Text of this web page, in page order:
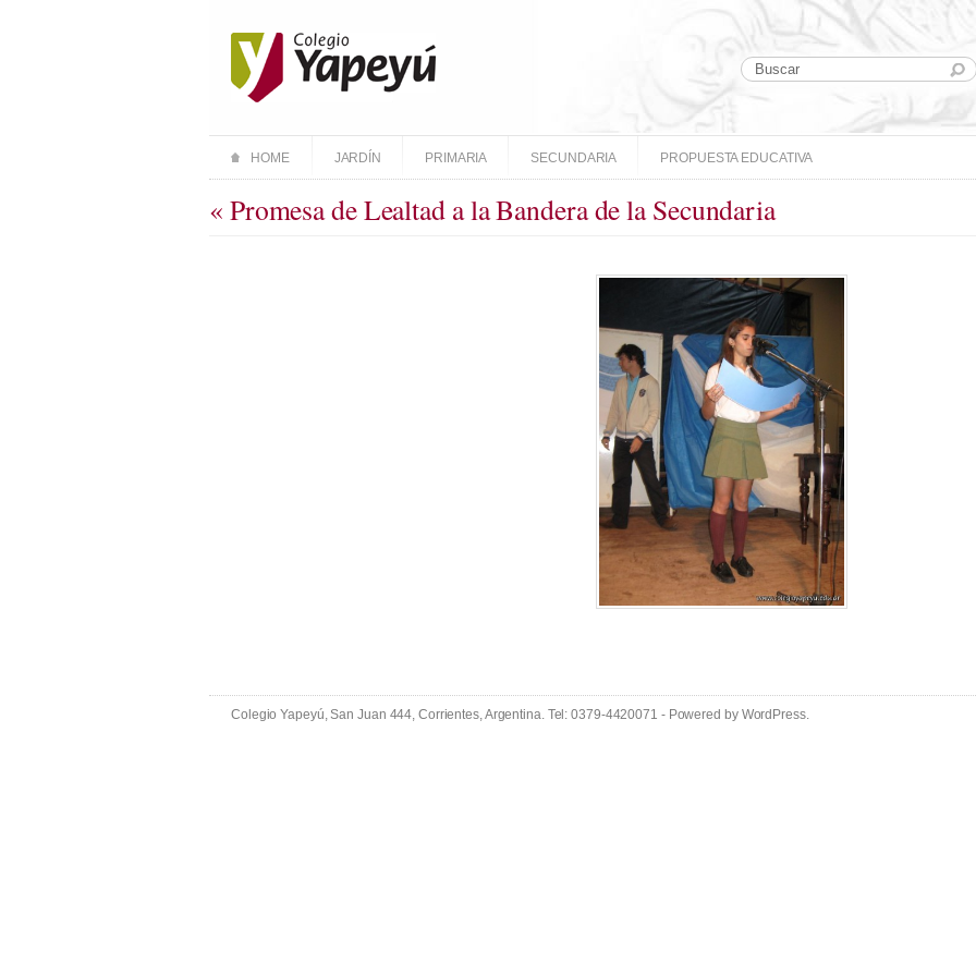
HOME JARDÍN PRIMARIA SECUNDARIA PROPUESTA EDUCATIVA
« Promesa de Lealtad a la Bandera de la Secundaria
Colegio Yapeyú, San Juan 444, Corrientes, Argentina. Tel: 0379-4420071 - Powered by WordPress.